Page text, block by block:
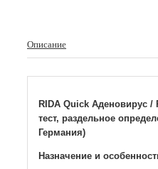
Описание
RIDA Quick Аденовирус /
тест, раздельное
Германия)
Назначение и